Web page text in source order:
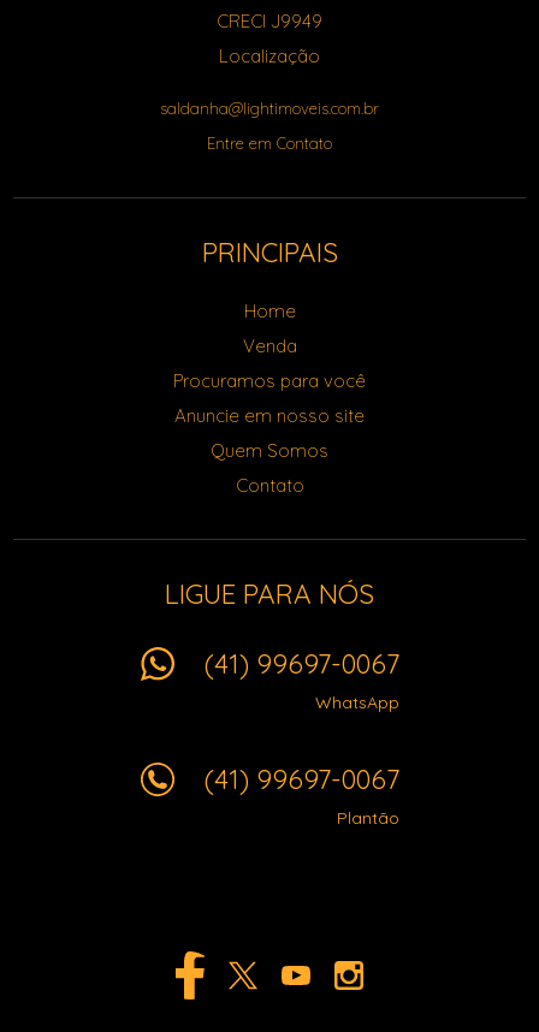
CRECI J9949
Localização
saldanha@lightimoveis.com.br
Entre em Contato
PRINCIPAIS
Home
Venda
Procuramos para você
Anuncie em nosso site
Quem Somos
Contato
LIGUE PARA NÓS
(41) 99697-0067
WhatsApp
(41) 99697-0067
Plantão